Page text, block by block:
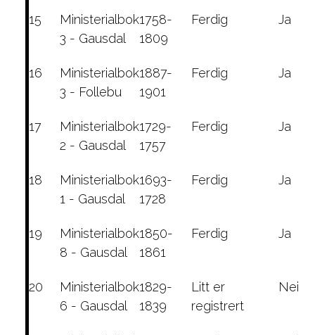
15
Ministerialbok
3 - Gausdal
1758-
1809
Ferdig Ja
16
Ministerialbok
3 - Follebu
1887-
1901
Ferdig Ja
17
Ministerialbok
2 - Gausdal
1729-
1757
Ferdig Ja
18
Ministerialbok
1 - Gausdal
1693-
1728
Ferdig Ja
19
Ministerialbok
8 - Gausdal
1850-
1861
Ferdig Ja
20
Ministerialbok
6 - Gausdal
1829-
1839
Litt er
registrert
Nei